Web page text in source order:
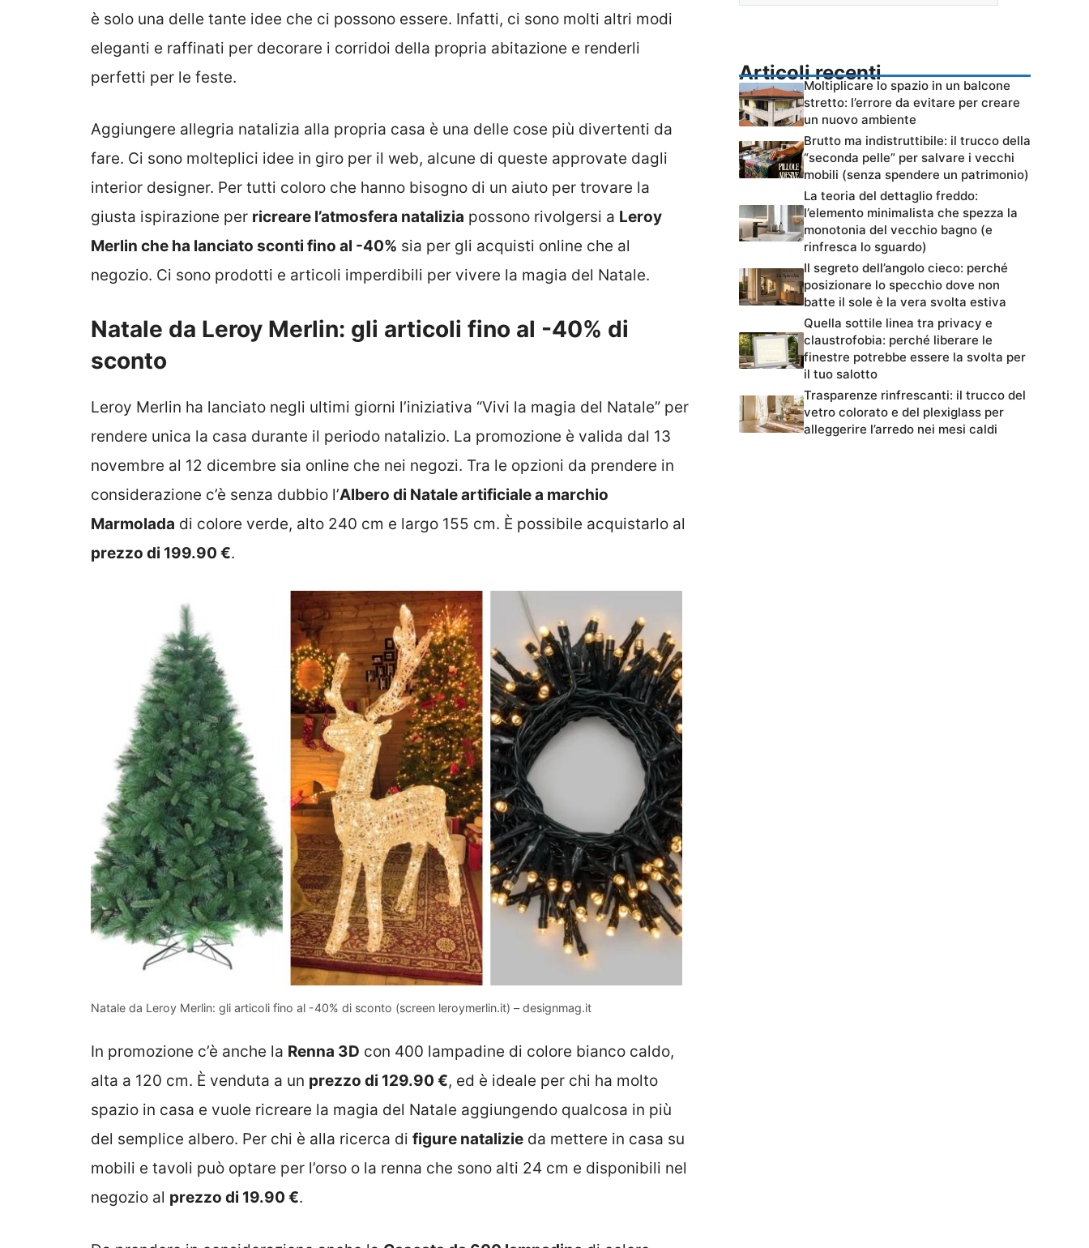
è solo una delle tante idee che ci possono essere. Infatti, ci sono molti altri modi
eleganti e raffinati per decorare i corridoi della propria abitazione e renderli
perfetti per le feste.
Aggiungere allegria natalizia alla propria casa è una delle cose più divertenti da
fare. Ci sono molteplici idee in giro per il web, alcune di queste approvate dagli
interior designer. Per tutti coloro che hanno bisogno di un aiuto per trovare la
giusta ispirazione per ricreare l’atmosfera natalizia possono rivolgersi a Leroy
Merlin che ha lanciato sconti fino al -40% sia per gli acquisti online che al
negozio. Ci sono prodotti e articoli imperdibili per vivere la magia del Natale.
Natale da Leroy Merlin: gli articoli fino al -40% di
sconto
Leroy Merlin ha lanciato negli ultimi giorni l’iniziativa “Vivi la magia del Natale” per
rendere unica la casa durante il periodo natalizio. La promozione è valida dal 13
novembre al 12 dicembre sia online che nei negozi. Tra le opzioni da prendere in
considerazione c’è senza dubbio l’Albero di Natale artificiale a marchio
Marmolada di colore verde, alto 240 cm e largo 155 cm. È possibile acquistarlo al
prezzo di 199.90 €.
Natale da Leroy Merlin: gli articoli fino al -40% di sconto (screen leroymerlin.it) – designmag.it
In promozione c’è anche la Renna 3D con 400 lampadine di colore bianco caldo,
alta a 120 cm. È venduta a un prezzo di 129.90 €, ed è ideale per chi ha molto
spazio in casa e vuole ricreare la magia del Natale aggiungendo qualcosa in più
del semplice albero. Per chi è alla ricerca di figure natalizie da mettere in casa su
mobili e tavoli può optare per l’orso o la renna che sono alti 24 cm e disponibili nel
negozio al prezzo di 19.90 €.
Articoli recenti
Moltiplicare lo spazio in un balcone
stretto: l’errore da evitare per creare
un nuovo ambiente
Brutto ma indistruttibile: il trucco della
“seconda pelle” per salvare i vecchi
mobili (senza spendere un patrimonio)
La teoria del dettaglio freddo:
l’elemento minimalista che spezza la
monotonia del vecchio bagno (e
rinfresca lo sguardo)
Il segreto dell’angolo cieco: perché
posizionare lo specchio dove non
batte il sole è la vera svolta estiva
Quella sottile linea tra privacy e
claustrofobia: perché liberare le
finestre potrebbe essere la svolta per
il tuo salotto
Trasparenze rinfrescanti: il trucco del
vetro colorato e del plexiglass per
alleggerire l’arredo nei mesi caldi